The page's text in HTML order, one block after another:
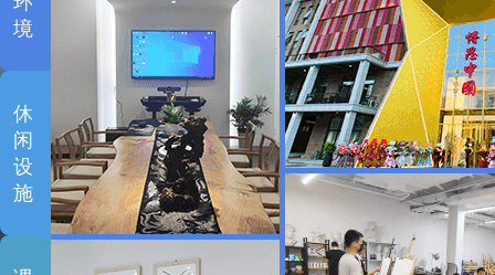
境
休
闲
设
施